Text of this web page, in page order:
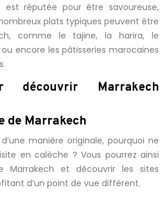
est réputée pour être savoureuse,
plats typiques peuvent être
comme le tajine, la harira, le
encore les pâtisseries marocaines
découvrir Marrakech
de Marrakech
manière originale, pourquoi ne
en calèche ? Vous pourrez ainsi
Marrakech et découvrir les sites
d’un point de vue différent.